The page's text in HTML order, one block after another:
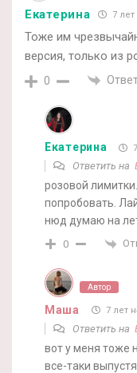
Екатерина 7 лет
Тоже им
версия, только из
0
Екатерина
Ответить на
розовой
попробовать.
нюд думаю на
0
Автор
Маша 7 лет
Ответить на
вот у меня тоже
все-таки